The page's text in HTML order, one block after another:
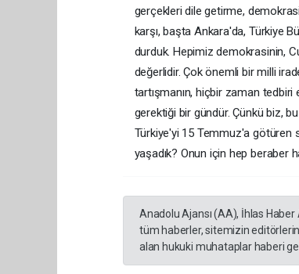
gerçekleri dile getirme,
karşı, başta Ankara'da, Türkiye
durduk. Hepimiz demokrasinin,
değerlidir. Çok önemli bir milli
tartışmanın, hiçbir zaman tedbiri
gerektiği bir gündür. Çünkü biz,
Türkiye'yi 15 Temmuz'a götüren
yaşadık? Onun için hep beraber
Anadolu Ajansı (AA), İhlas
tüm haberler, sitemizin
alan hukuki muhataplar haberi